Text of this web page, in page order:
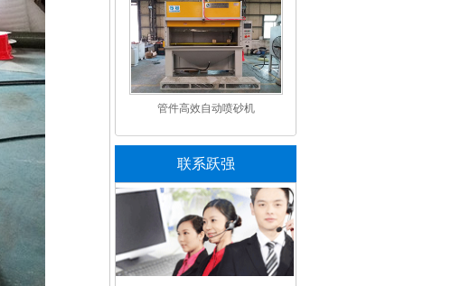
管件高效自动喷砂机
联系跃强